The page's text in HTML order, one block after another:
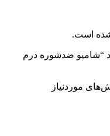
است.
“شامپو ضدشوره درم
موردنیاز